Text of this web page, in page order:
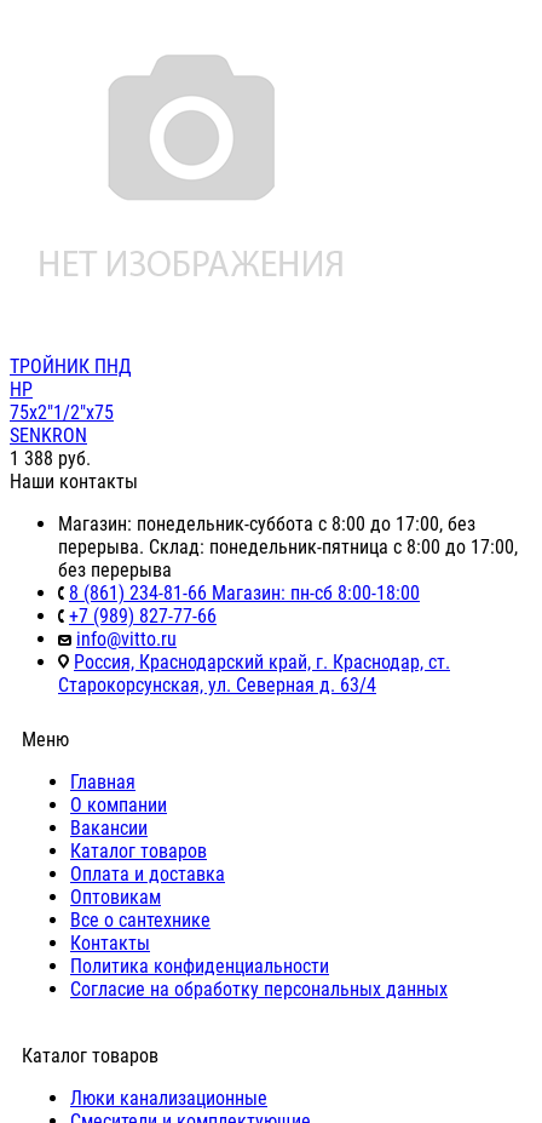
ТРОЙНИК ПНД
НР
75х2"1/2"х75
SENKRON
1 388 руб.
Наши контакты
Магазин: понедельник-суббота с 8:00 до 17:00, без
перерыва. Склад: понедельник-пятница с 8:00 до 17:00,
без перерыва
8 (861) 234-81-66 Магазин: пн-сб 8:00-18:00
+7 (989) 827-77-66
info@vitto.ru
Россия, Краснодарский край, г. Краснодар, ст.
Старокорсунская, ул. Северная д. 63/4
Меню
Главная
О компании
Вакансии
Каталог товаров
Оплата и доставка
Оптовикам
Все о сантехнике
Контакты
Политика конфиденциальности
Согласие на обработку персональных данных
Каталог товаров
Люки канализационные